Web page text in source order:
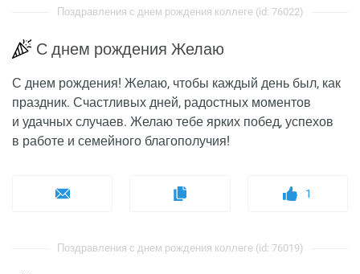
Поздравления с днем рождения коллеге (id: 76022)
С днем рождения Желаю
С днем рождения! Желаю, чтобы каждый день был, как
праздник. Счастливых дней, радостных моментов
и удачных случаев. Желаю тебе ярких побед, успехов
в работе и семейного благополучия!
1
Поздравления с днем рождения коллеге (id: 76019)